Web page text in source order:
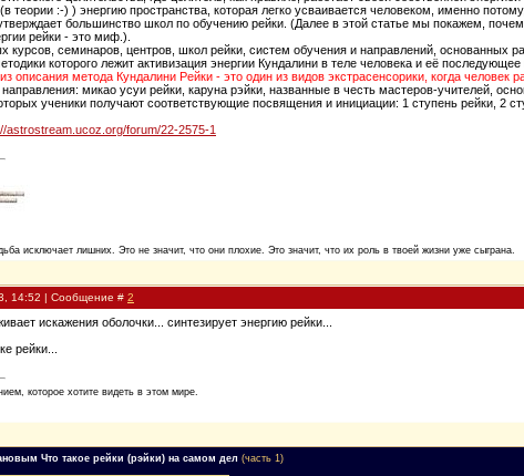
теории :-) ) энергию пространства, которая легко усваивается человеком, именно
большинство школ по обучению рейки. (Далее в этой статье мы покажем,
рейки - это миф.).
курсов, семинаров, центров, школ рейки, систем обучения и направлений, основанных
которого лежит активизация энергии Кундалини в теле человека и её
описания метода Кундалини Рейки - это один из видов экстрасенсорики, когда
микао усуи рейки, каруна рэйки, названные в честь мастеров-учителей,
ученики получают соответствующие посвящения и инициации: 1 ступень рейки, 2
astrostream.ucoz.org/forum/22-2575-1
исключает лишних. Это не значит, что они плохие. Это значит, что их роль в твоей жизни уже сыграна.
14:52 | Сообщение # 2
искажения оболочки... синтезирует энергию рейки...
рейки...
которое хотите видеть в этом мире.
Что такое рейки (рэйки) на самом дел (часть 1)